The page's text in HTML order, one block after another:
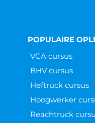
POPULAIRE
VCA cursus
BHV cursus
Heftruck cursus
Hoogwerker
Reachtruck